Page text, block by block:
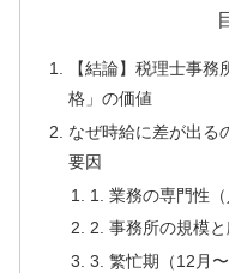
【結論】税理士事
格」の価値
なぜ時給に差が出る
要因
1. 業務の専門性（
2. 事務所の規模
3. 繁忙期（12月